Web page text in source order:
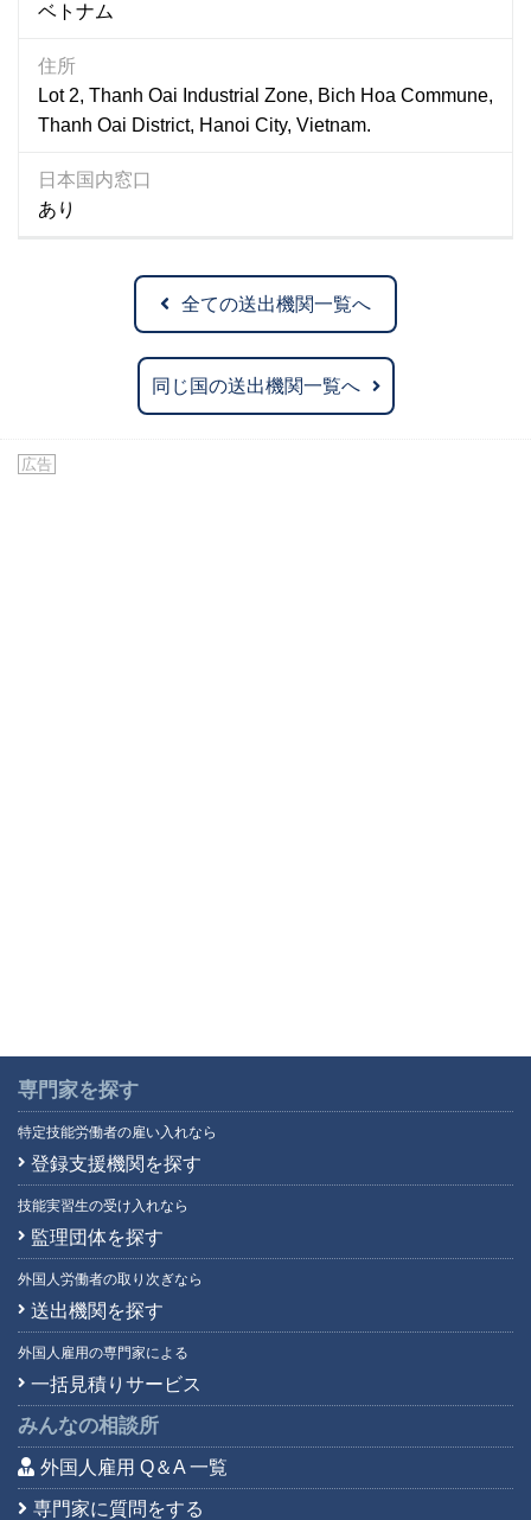
ベトナム
住所
Lot 2, Thanh Oai Industrial Zone, Bich Hoa Commune,
Thanh Oai District, Hanoi City, Vietnam.
日本国内窓口
あり
全ての送出機関一覧へ
同じ国の送出機関一覧へ
広告
専門家を探す
特定技能労働者の雇い入れなら
登録支援機関を探す
技能実習生の受け入れなら
監理団体を探す
外国人労働者の取り次ぎなら
送出機関を探す
外国人雇用の専門家による
一括見積りサービス
みんなの相談所
外国人雇用 Q＆A 一覧
専門家に質問をする